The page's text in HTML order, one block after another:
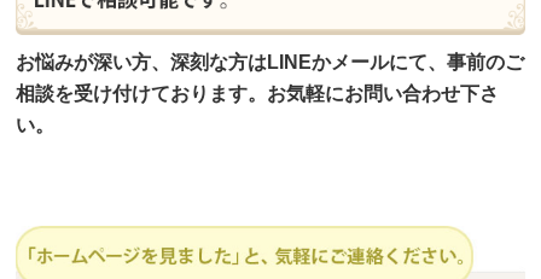
お悩みが深い方、深刻な方はLINEかメールにて、事前のご
相談を受け付けております。お気軽にお問い合わせ下さ
い。